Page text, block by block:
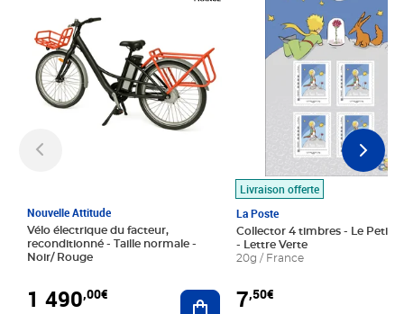
Nouvelle Attitude
Vélo électrique du facteur,
reconditionné - Taille normale -
Noir/ Rouge
1 490,00€ Ajouter au panier
Livraison offerte
La Poste
Collector 4 timbres - Le Petit
- Lettre Verte
20g / France
7,50€